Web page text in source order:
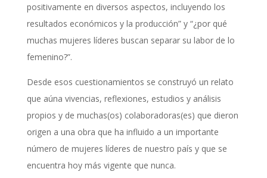
positivamente en diversos aspectos, incluyendo los
resultados económicos y la producción” y “¿por qué
muchas mujeres líderes buscan separar su labor de lo
femenino?”.
Desde esos cuestionamientos se construyó un relato
que aúna vivencias, reflexiones, estudios y análisis
propios y de muchas(os) colaboradoras(es) que dieron
origen a una obra que ha influido a un importante
número de mujeres líderes de nuestro país y que se
encuentra hoy más vigente que nunca.